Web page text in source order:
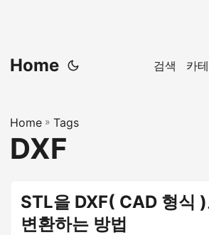
Home 검색 카
Home » Tags
DXF
STL을 DXF( CAD 형식
변환하는 방법